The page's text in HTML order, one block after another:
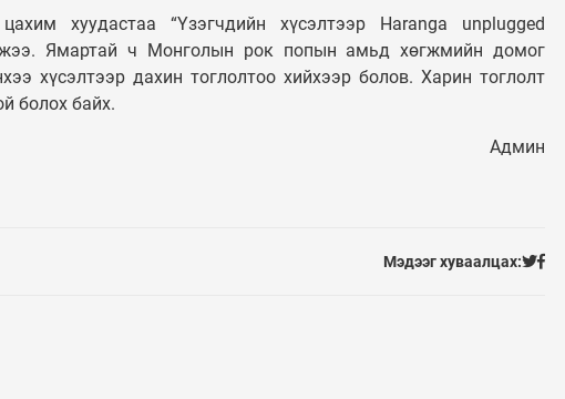
хуудастаа “Үзэгчдийн хүсэлтээр Haranga unplugged
Ямартай ч Монголын рок попын амьд хөгжмийн домог
хүсэлтээр дахин тоглолтоо хийхээр болов. Харин тоглолт
болох байх.
Админ
Мэдээг хуваалцах:
ээжүүдэд Алдарт эхийн
одон гардуулав
орон сууцыг ашиглалтад
орууллаа